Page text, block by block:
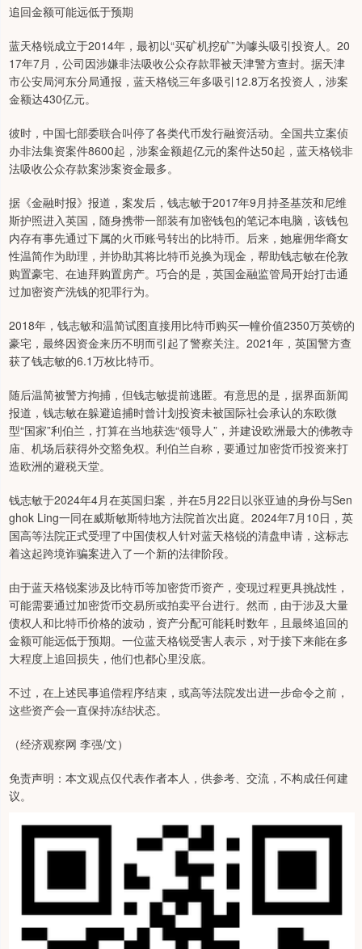
追回金额可能远低于预期
蓝天格锐成立于2014年，最初以“买矿机挖矿”为噱头吸引投资人。20
17年7月，公司因涉嫌非法吸收公众存款罪被天津警方查封。据天津
市公安局河东分局通报，蓝天格锐三年多吸引12.8万名投资人，涉案
金额达430亿元。
彼时，中国七部委联合叫停了各类代币发行融资活动。全国共立案侦
办非法集资案件8600起，涉案金额超亿元的案件达50起，蓝天格锐非
法吸收公众存款案涉案资金最多。
据《金融时报》报道，案发后，钱志敏于2017年9月持圣基茨和尼维
斯护照进入英国，随身携带一部装有加密钱包的笔记本电脑，该钱包
内存有事先通过下属的火币账号转出的比特币。后来，她雇佣华裔女
性温简作为助理，并协助其将比特币兑换为现金，帮助钱志敏在伦敦
购置豪宅、在迪拜购置房产。巧合的是，英国金融监管局开始打击通
过加密资产洗钱的犯罪行为。
2018年，钱志敏和温简试图直接用比特币购买一幢价值2350万英镑的
豪宅，最终因资金来历不明而引起了警察关注。2021年，英国警方查
获了钱志敏的6.1万枚比特币。
随后温简被警方拘捕，但钱志敏提前逃匿。有意思的是，据界面新闻
报道，钱志敏在躲避追捕时曾计划投资未被国际社会承认的东欧微
型“国家”利伯兰，打算在当地获选“领导人”，并建设欧洲最大的佛教寺
庙、机场后获得外交豁免权。利伯兰自称，要通过加密货币投资来打
造欧洲的避税天堂。
钱志敏于2024年4月在英国归案，并在5月22日以张亚迪的身份与Sen
ghok Ling一同在威斯敏斯特地方法院首次出庭。2024年7月10日，英
国高等法院正式受理了中国债权人针对蓝天格锐的清盘申请，这标志
着这起跨境诈骗案进入了一个新的法律阶段。
由于蓝天格锐案涉及比特币等加密货币资产，变现过程更具挑战性，
可能需要通过加密货币交易所或拍卖平台进行。然而，由于涉及大量
债权人和比特币价格的波动，资产分配可能耗时数年，且最终追回的
金额可能远低于预期。一位蓝天格锐受害人表示，对于接下来能在多
大程度上追回损失，他们也都心里没底。
不过，在上述民事追偿程序结束，或高等法院发出进一步命令之前，
这些资产会一直保持冻结状态。
（经济观察网 李强/文）
免责声明：本文观点仅代表作者本人，供参考、交流，不构成任何建
议。